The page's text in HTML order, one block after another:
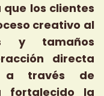
los clientes
creativo al
y tamaños
directa
a través de
fortalecido la